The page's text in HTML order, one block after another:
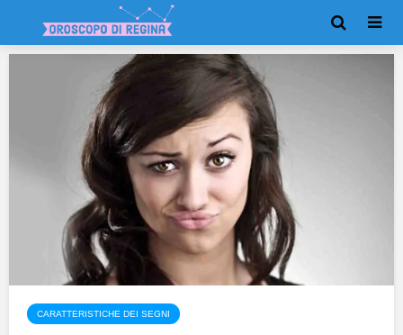
CARATTERISTICHE DEI SEGNI